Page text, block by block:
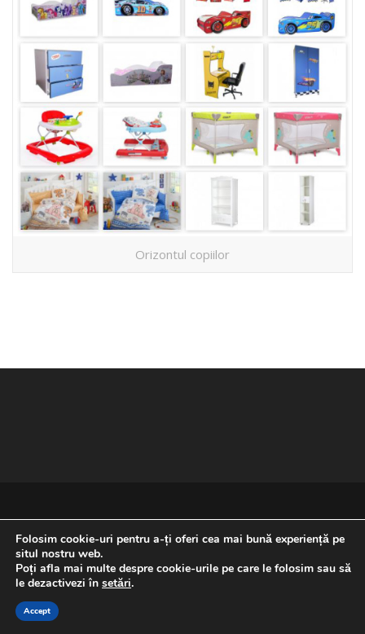
Orizontul copiilor
REVENIRE LA ÎNCEPUTUL PAGINII
Folosim cookie-uri pentru a-ți oferi cea mai bună experiență pe
situl nostru web.
Poți afla mai multe despre cookie-urile pe care le folosim sau să
le dezactivezi în setări.
Accept